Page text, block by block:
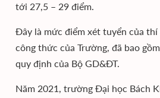
tới 27,5 – 29 điểm.
Đây là mức điểm xét tuyển của
công thức của Trường, đã bao
quy định của Bộ GD&ĐT.
Năm 2021, trường Đại học Bách